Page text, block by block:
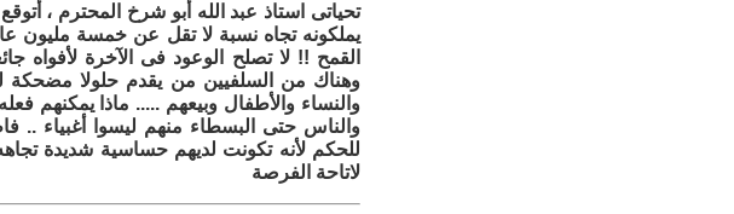
تحياتى استاذ عبد الله أبو شرخ المحترم ،
يملكونه تجاه نسبة لا تقل عن خمسة مليون
القمح !! لا تصلح الوعود فى الآخرة لأفواه
وهناك من السلفيين من يقدم حلولا مضحكة
والنساء والأطفال وبيعهم ..... ماذا يمكنهم
والناس حتى البسطاء منهم ليسوا أغبياء ..
للحكم لأنه تكونت لديهم حساسية شديدة تجاهه
لاتاحة الفرصة